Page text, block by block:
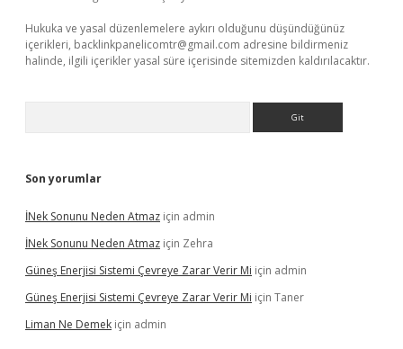
Hukuka ve yasal düzenlemelere aykırı olduğunu düşündüğünüz
içerikleri, backlinkpanelicomtr@gmail.com adresine bildirmeniz
halinde, ilgili içerikler yasal süre içerisinde sitemizden kaldırılacaktır.
Son yorumlar
İNek Sonunu Neden Atmaz için admin
İNek Sonunu Neden Atmaz için Zehra
Güneş Enerjisi Sistemi Çevreye Zarar Verir Mi için admin
Güneş Enerjisi Sistemi Çevreye Zarar Verir Mi için Taner
Liman Ne Demek için admin